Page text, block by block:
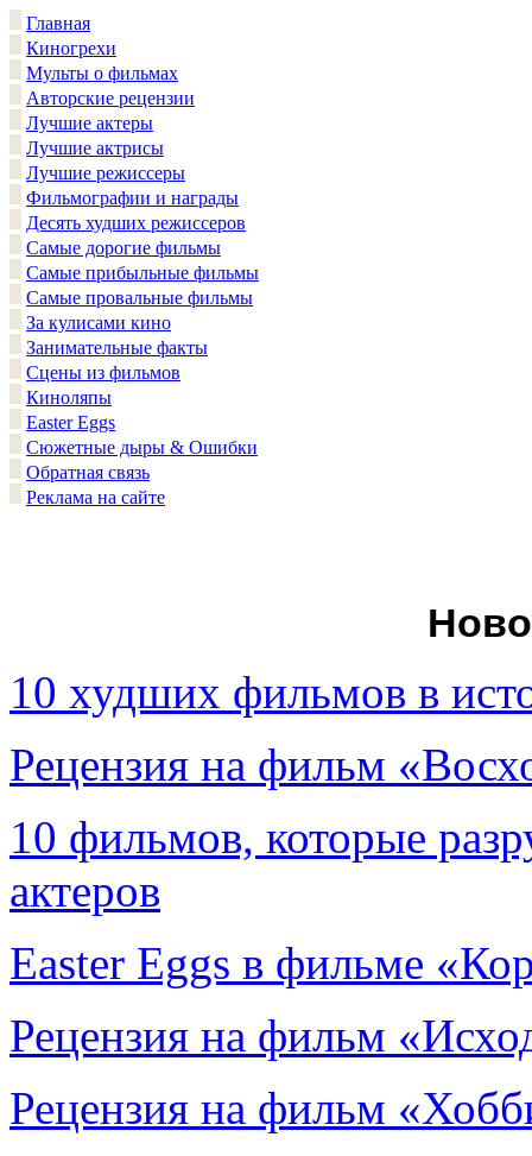
Главная
Киногрехи
Мульты о фильмах
Авторские рецензии
Лучшие актеры
Лучшие актрисы
Лучшие режиссеры
Фильмографии и награды
Десять худших режиссеров
Самые дорогие фильмы
Самые прибыльные фильмы
Самые провальные фильмы
За кулисами кино
Занимательные факты
Сцены из фильмов
Киноляпы
Easter Eggs
Сюжетные дыры & Ошибки
Обратная связь
Реклама на сайте
10 худших фильмов в
Рецензия на фильм
10 фильмов, которые
актеров
Easter Eggs в фильме
Рецензия на фильм
Рецензия на фильм